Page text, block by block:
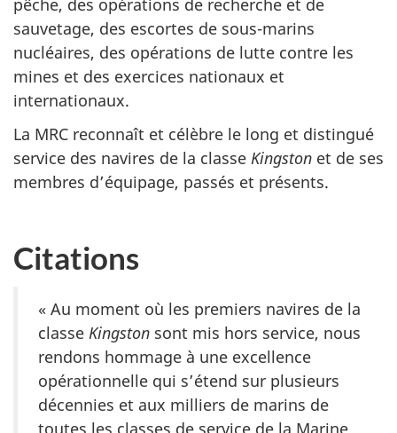
sauvetage, des escortes de sous-marins
nucléaires, des opérations de lutte contre les
mines et des exercices nationaux et
internationaux.
La MRC reconnaît et célèbre le long et distingué
service des navires de la classe Kingston et de ses
membres d’équipage, passés et présents.
Citations
« Au moment où les premiers navires de la
classe Kingston sont mis hors service, nous
rendons hommage à une excellence
opérationnelle qui s’étend sur plusieurs
décennies et aux milliers de marins de
toutes les classes de service de la Marine